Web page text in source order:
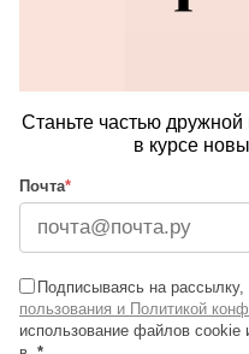
Станьте частью
в курсе
Почта*
Подписываясь на
пользования и Политикой
использование файлов cookie